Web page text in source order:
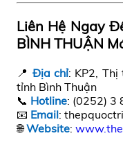
Liên Hệ Ngay
BÌNH THUẬN
📍 Địa chỉ: KP2, Thị
tỉnh Bình Thuận
📞 Hotline: (0252) 3
📧 Email:
🌐Website: